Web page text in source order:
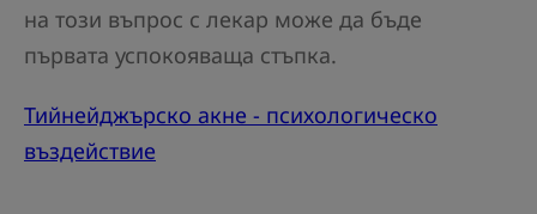
на този въпрос с лекар може да бъде
първата успокояваща стъпка.
Тийнейджърско акне - психологическо
въздействие